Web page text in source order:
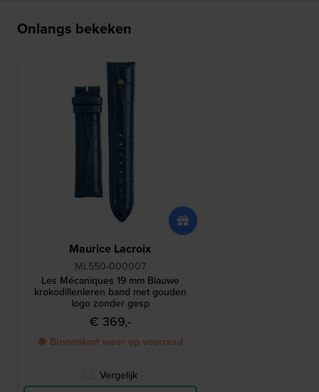
Onlangs bekeken
Maurice Lacroix
ML550-000007
Les Mécaniques 19 mm Blauwe
krokodillenleren band met gouden
logo zonder gesp
€ 369,-
● Binnenkort weer op voorraad
Vergelijk